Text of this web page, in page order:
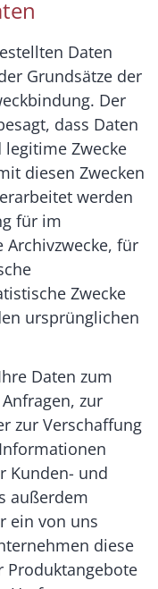
Daten
Grundsätze der
Der
dass Daten
Zwecke
diesen Zwecken
werden
für im
für
Zwecke
ursprünglichen
Daten zum
zur
zur Verschaffung
Kunden- und
außerdem
ein von uns
diese
Produktangebote